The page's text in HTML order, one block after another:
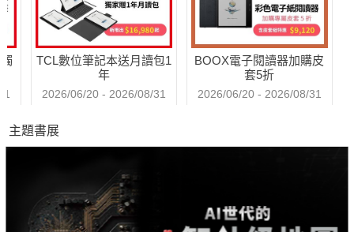
TCL數位筆記本送月讀包1
年
2026/06/20 - 2026/08/31
BOOX電子閱讀器加購皮
套5折
2026/06/20 - 2026/08/31
主題書展